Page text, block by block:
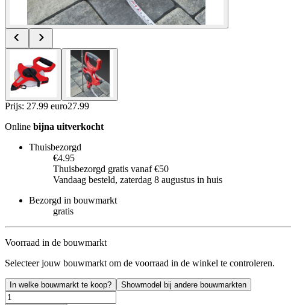
Prijs: 27.99 euro27.99
Online bijna uitverkocht
Thuisbezorgd
€4.95
Thuisbezorgd gratis vanaf €50
Vandaag besteld, zaterdag 8 augustus in huis
Bezorgd in bouwmarkt
gratis
Voorraad in de bouwmarkt
Selecteer jouw bouwmarkt om de voorraad in de winkel te controleren.
In welke bouwmarkt te koop? Showmodel bij andere bouwmarkten